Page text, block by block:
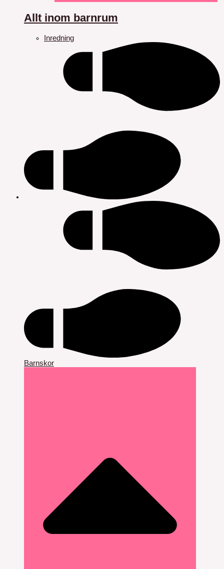
Allt inom barnrum
Inredning
Barnskor